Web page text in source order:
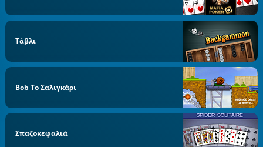
Τάβλι
Bob Το Σαλιγκάρι
Σπαζοκεφαλιά